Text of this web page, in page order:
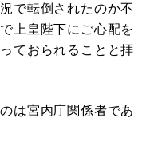
で転倒されたのか不
上皇陛下にご心配を
ておられることと拝
は宮内庁関係者であ